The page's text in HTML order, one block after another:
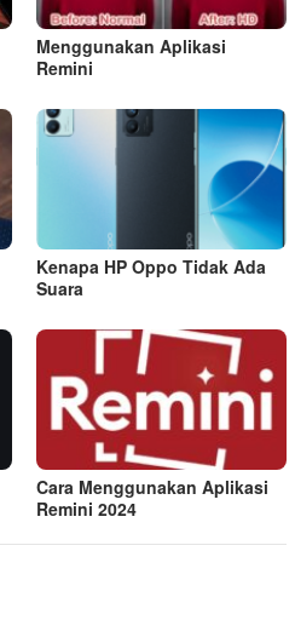
Menggunakan Aplikasi
Remini
Kenapa HP Oppo Tidak Ada
Suara
Cara Menggunakan Aplikasi
Remini 2024